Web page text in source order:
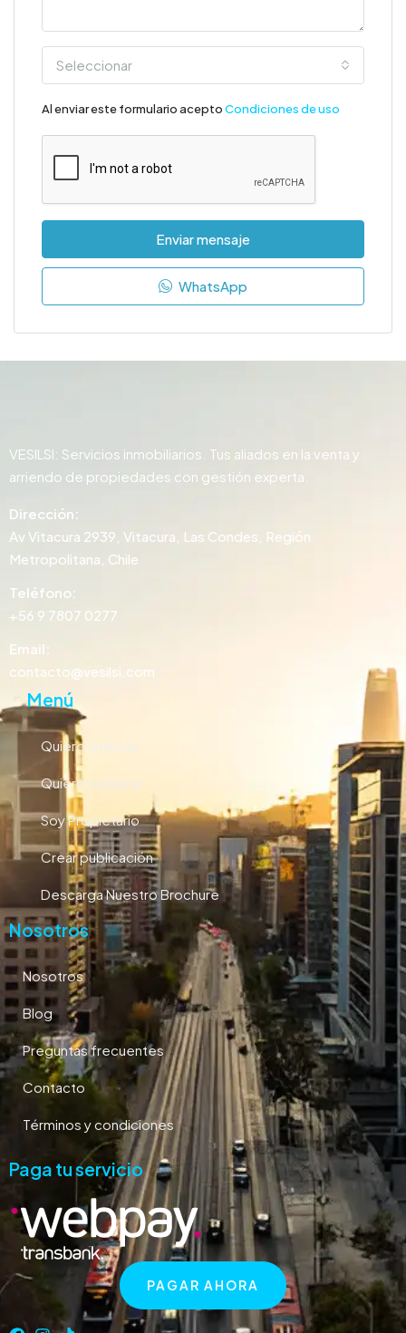
Seleccionar
Al enviar este formulario aceptoCondiciones de uso
Enviar mensaje
WhatsApp
VESILSI: Servicios inmobiliarios. Tus aliados en la venta y
arriendo de propiedades con gestión experta.
Dirección:
Av Vitacura 2939, Vitacura, Las Condes, Región
Metropolitana, Chile
Teléfono:
+56 9 7807 0277
Email:
contacto@vesilsi.com
Menú
Quiero arrendar
Quiero comprar
Soy Propietario
Crear publicación
Descarga Nuestro Brochure
Nosotros
Nosotros
Blog
Preguntas frecuentes
Contacto
Términos y condiciones
Paga tu servicio
PAGAR AHORA